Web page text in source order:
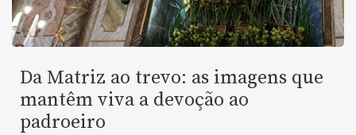
Da Matriz ao trevo: as imagens que
mantêm viva a devoção ao
padroeiro